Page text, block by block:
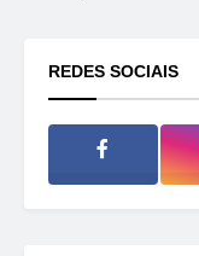
REDES SOCIAIS